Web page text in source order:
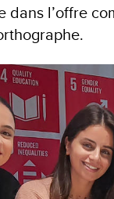
dans l’offre